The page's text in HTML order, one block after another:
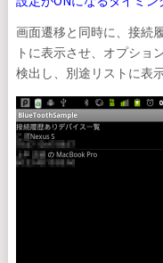
画面遷移と同時に、接続
トに表示させ、オプショ
検出し、別途リストに表